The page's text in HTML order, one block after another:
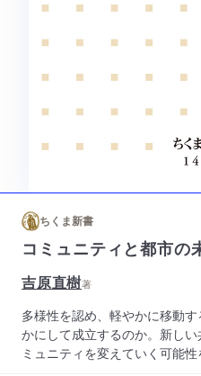
ちくま新書
コミュニティと都市の
吉原直樹著
多様性を認め、軽やかに移動
かにして成立するのか。新し
ミュニティを変えていく可能性